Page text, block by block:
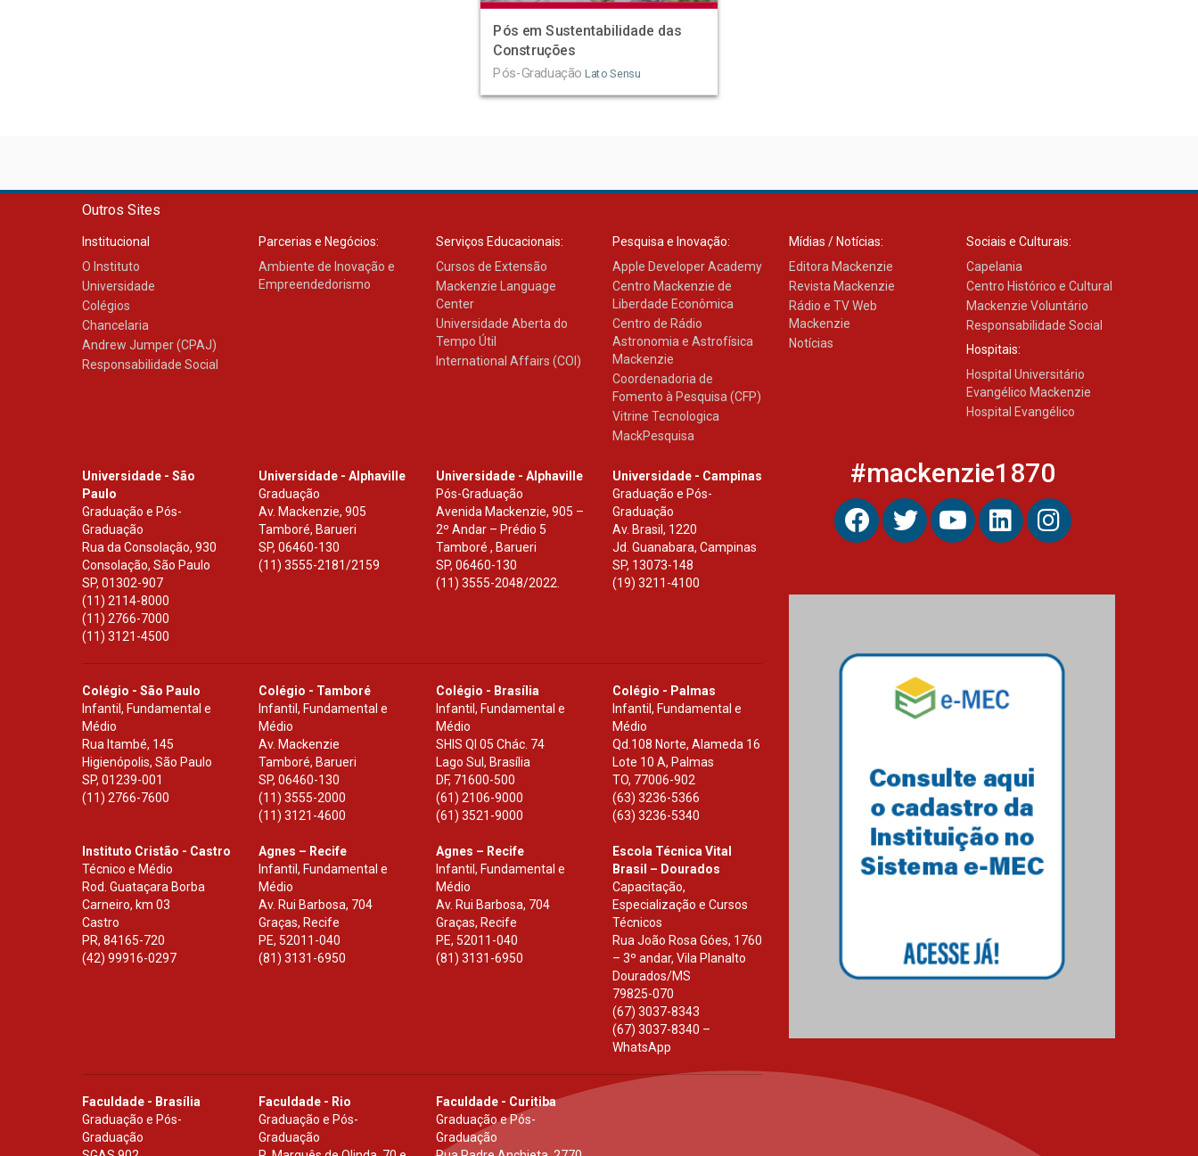
Pós em Sustentabilidade das
Construções
Pós-Graduação Lato Sensu
Outros Sites
Institucional
O Instituto
Universidade
Colégios
Chancelaria
Andrew Jumper (CPAJ)
Responsabilidade Social
Parcerias e Negócios:
Ambiente de Inovação e
Empreendedorismo
Serviços Educacionais:
Cursos de Extensão
Mackenzie Language
Center
Universidade Aberta do
Tempo Útil
International Affairs (COI)
Pesquisa e Inovação:
Apple Developer Academy
Centro Mackenzie de
Liberdade Econômica
Centro de Rádio
Astronomia e Astrofísica
Mackenzie
Coordenadoria de
Fomento à Pesquisa (CFP)
Vitrine Tecnologica
MackPesquisa
Mídias / Notícias:
Editora Mackenzie
Revista Mackenzie
Rádio e TV Web
Mackenzie
Notícias
Sociais e Culturais:
Capelania
Centro Histórico e Cultural
Mackenzie Voluntário
Responsabilidade Social
Hospitais:
Hospital Universitário
Evangélico Mackenzie
Hospital Evangélico
Universidade - São
Paulo
Graduação e Pós-
Graduação
Rua da Consolação, 930
Consolação, São Paulo
SP, 01302-907
(11) 2114-8000
(11) 2766-7000
(11) 3121-4500
Universidade - Alphaville
Graduação
Av. Mackenzie, 905
Tamboré, Barueri
SP,06460-130
(11) 3555-2181/2159
Universidade - Alphaville
Pós-Graduação
Avenida Mackenzie, 905 –
2º Andar – Prédio 5
Tamboré , Barueri
SP, 06460-130
(11) 3555-2048/2022.
Universidade - Campinas
Graduação e Pós-
Graduação
Av. Brasil, 1220
Jd. Guanabara, Campinas
SP, 13073-148
(19) 3211-4100
Colégio - São Paulo
Infantil, Fundamental e
Médio
Rua Itambé, 145
Higienópolis, São Paulo
SP, 01239-001
(11) 2766-7600
Colégio - Tamboré
Infantil, Fundamental e
Médio
Av. Mackenzie
Tamboré, Barueri
SP,06460-130
(11) 3555-2000
(11) 3121-4600
Colégio - Brasília
Infantil, Fundamental e
Médio
SHIS Ql 05 Chác. 74
Lago Sul, Brasília
DF, 71600-500
(61) 2106-9000
(61) 3521-9000
Colégio - Palmas
Infantil, Fundamental e
Médio
Qd.108 Norte, Alameda 16
Lote 10 A, Palmas
TO, 77006-902
(63) 3236-5366
(63) 3236-5340
Instituto Cristão - Castro
Técnico e Médio
Rod. Guataçara Borba
Carneiro, km 03
Castro
PR, 84165-720
(42) 99916-0297
Agnes – Recife
Infantil, Fundamental e
Médio
Av. Rui Barbosa, 704
Graças, Recife
PE, 52011-040
(81) 3131-6950
Agnes – Recife
Infantil, Fundamental e
Médio
Av. Rui Barbosa, 704
Graças, Recife
PE, 52011-040
(81) 3131-6950
Escola Técnica Vital
Brasil – Dourados
Capacitação,
Especialização e Cursos
Técnicos
Rua João Rosa Góes, 1760
– 3º andar, Vila Planalto
Dourados/MS
79825-070
(67) 3037-8343
(67) 3037-8340 –
WhatsApp
Faculdade - Brasília
Graduação e Pós-
Graduação
Faculdade - Rio
Graduação e Pós-
Graduação
Faculdade - Curitiba
Graduação e Pós-
Graduação
#mackenzie1870